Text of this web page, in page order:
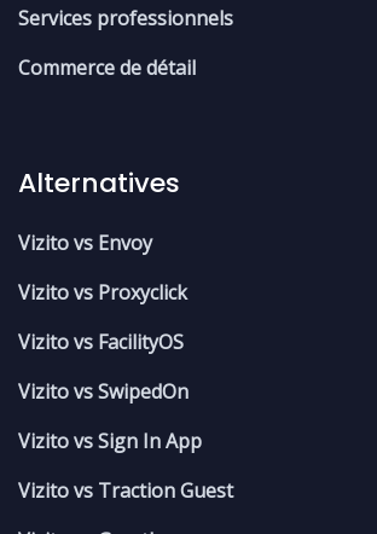
Services professionnels
Commerce de détail
Alternatives
Vizito vs Envoy
Vizito vs Proxyclick
Vizito vs FacilityOS
Vizito vs SwipedOn
Vizito vs Sign In App
Vizito vs Traction Guest